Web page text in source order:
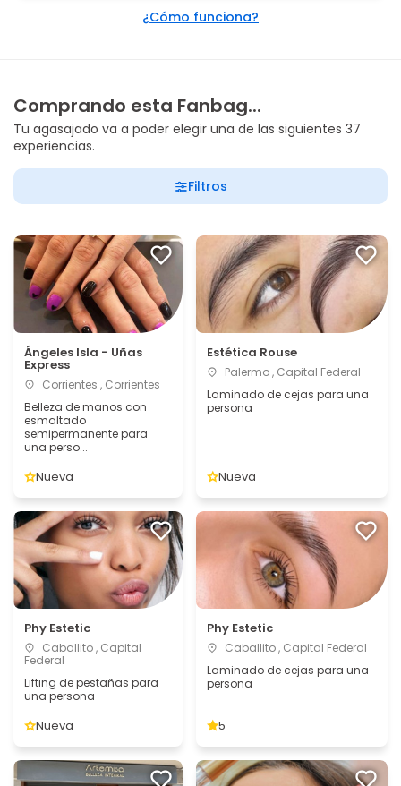
¿Cómo funciona?
Comprando esta Fanbag...
Tu agasajado va a poder elegir una de las siguientes 37
experiencias.
Filtros
Ángeles Isla - Uñas
Express
Corrientes , Corrientes
Belleza de manos con
esmaltado
semipermanente para
una perso...
Nueva
Estética Rouse
Palermo , Capital Federal
Laminado de cejas para una
persona
Nueva
Phy Estetic
Caballito , Capital
Federal
Lifting de pestañas para
una persona
Nueva
Phy Estetic
Caballito , Capital Federal
Laminado de cejas para una
persona
5